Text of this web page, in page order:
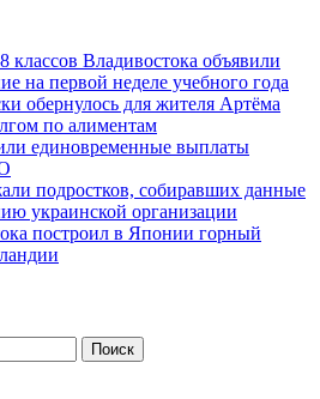
классов Владивостока объявили
на первой неделе учебного года
обернулось для жителя Артёма
по алиментам
единовременные выплаты
подростков, собиравших данные
украинской организации
построил в Японии горный